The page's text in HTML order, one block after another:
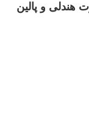
هندلی و پالین